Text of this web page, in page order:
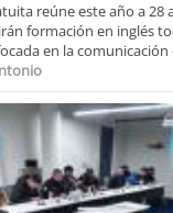
reúne este año a 28
formación en inglés
en la comunicación